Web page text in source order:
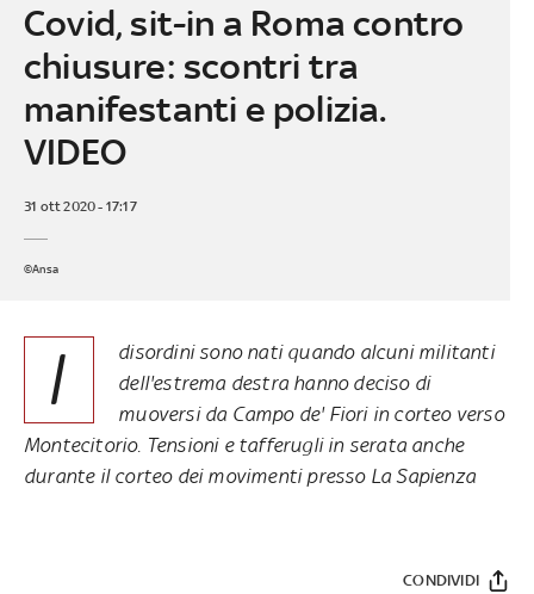
Covid, sit-in a Roma contro
chiusure: scontri tra
manifestanti e polizia.
VIDEO
31 ott 2020 - 17:17
©Ansa
I
disordini sono nati quando alcuni militanti
dell'estrema destra hanno deciso di
muoversi da Campo de' Fiori in corteo verso
Montecitorio. Tensioni e tafferugli in serata anche
durante il corteo dei movimenti presso La Sapienza
CONDIVIDI